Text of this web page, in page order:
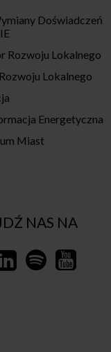
Doświadczeń
Rozwoju Lokalnego
Lokalnego
Energetyczna
Miast
NAS NA